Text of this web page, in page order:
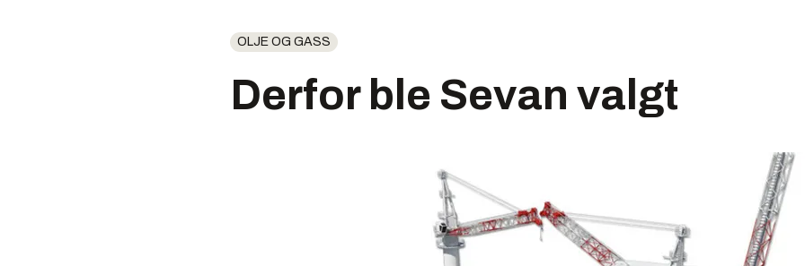
OLJE OG GASS
Derfor ble Sevan valgt